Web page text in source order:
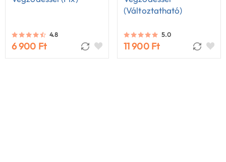
4.8
6 900 Ft
(változtatható)
5.0
11 900 Ft